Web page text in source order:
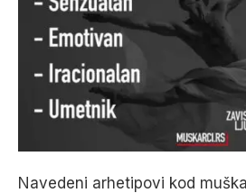
Navedeni arhetipovi kod